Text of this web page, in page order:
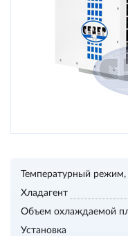
Температурный режим,
Хладагент
Объем охлаждаемой
Установка